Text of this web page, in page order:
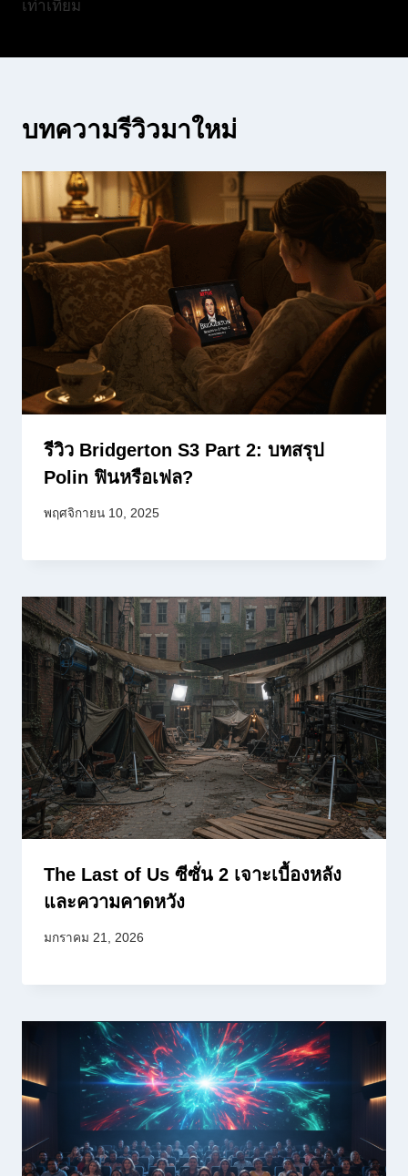
เท่าเทียม
บทความรีวิวมาใหม่
รีวิว Bridgerton S3 Part 2: บทสรุป
Polin ฟินหรือเฟล?
พฤศจิกายน 10, 2025
The Last of Us ซีซั่น 2 เจาะเบื้องหลัง
และความคาดหวัง
มกราคม 21, 2026